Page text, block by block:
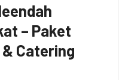
– Paket
Catering